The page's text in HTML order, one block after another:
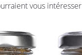
vous intéresser